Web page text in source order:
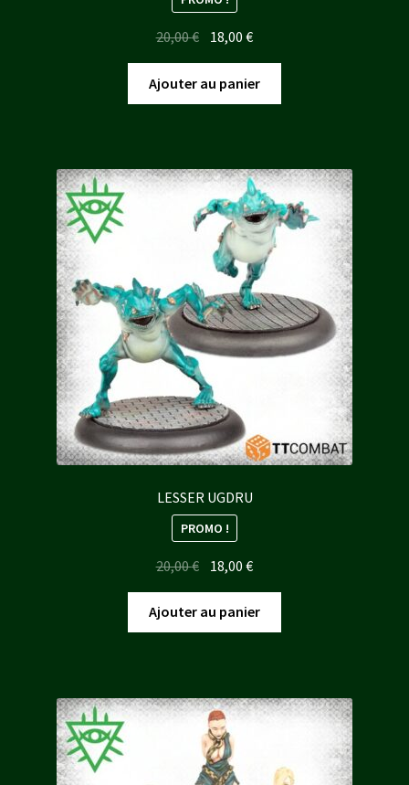
20,00€ Le
prix
initial
était :
18,00€Le
prix
actuel
est :
Ajouter au panier
LESSER UGDRU
PROMO !
20,00€ Le
initial
était :
18,00€Le
actuel
est :
Ajouter au panier